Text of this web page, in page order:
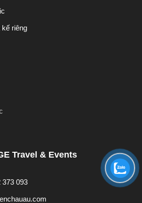
kế riêng
Travel & Events
373 093